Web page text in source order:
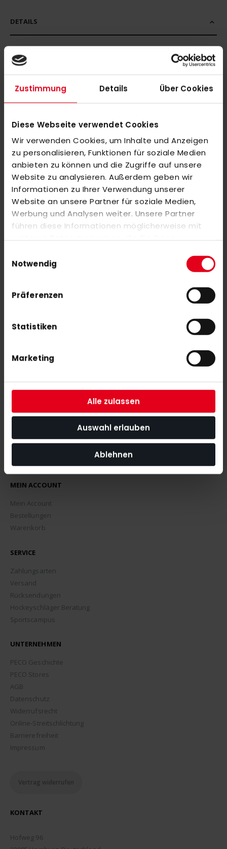
Zustimmung Details Über Cookies
Diese Webseite verwendet Cookies
Wir verwenden Cookies, um Inhalte und Anzeigen
zu personalisieren, Funktionen für soziale Medien
anbieten zu können und die Zugriffe auf unsere
Website zu analysieren. Außerdem geben wir
Informationen zu Ihrer Verwendung unserer
Website an unsere Partner für soziale Medien,
Werbung und Analysen weiter. Unsere Partner
führen diese Informationen möglicherweise mit
weiteren Daten zusammen, die Sie ihnen
Nutzung der Dienste gesammelt haben.
Notwendig
Präferenzen
Statistiken
Marketing
Alle zulassen
Auswahl erlauben
Ablehnen
DETAILS
ÄHNLICHE PRODUKTE
Markieren Sie die Artikel, um Sie dem Warenkorb hinzuzufügen
oder
adidas TG Heimfeld Socks navy
18,00 €
NEWSLETTER ANMELDUNG
Mit unserem Newsletter seid ihr immer auf den neuesten Stand
angeht.
ABONNIEREN
MEIN ACCOUNT
Mein Account
Bestellungen
Warenkorb
SERVICE
Zahlungsarten
Versand
Rücksendungen
Hockeyschläger Beratung
Sportscampus
UNTERNEHMEN
PECO Geschichte
PECO Stores
AGB
Datenschutz
Widerrufsrecht
Online-Streitschlichtung
Barrierefreiheit
Impressum
Vertrag widerrufen
KONTAKT
Hofweg 96